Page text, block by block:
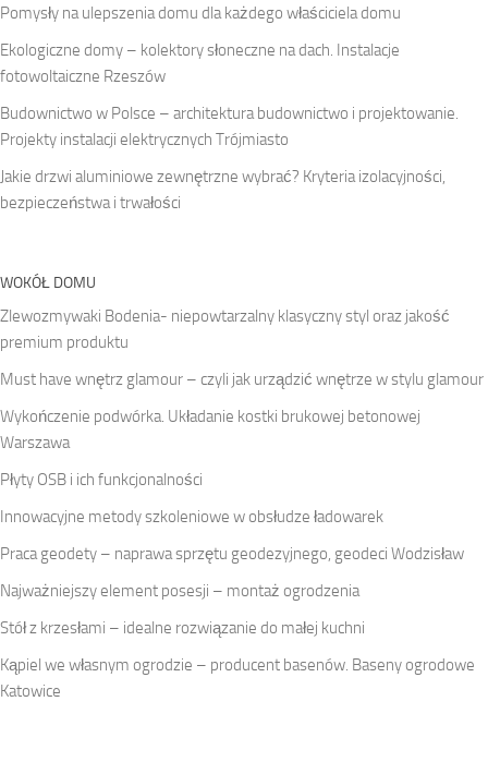
Pomysły na ulepszenia domu dla każdego właściciela domu
Ekologiczne domy – kolektory słoneczne na dach. Instalacje
fotowoltaiczne Rzeszów
Budownictwo w Polsce – architektura budownictwo i projektowanie.
Projekty instalacji elektrycznych Trójmiasto
Jakie drzwi aluminiowe zewnętrzne wybrać? Kryteria izolacyjności,
bezpieczeństwa i trwałości
WOKÓŁ DOMU
Zlewozmywaki Bodenia- niepowtarzalny klasyczny styl oraz jakość
premium produktu
Must have wnętrz glamour – czyli jak urządzić wnętrze w stylu glamour
Wykończenie podwórka. Układanie kostki brukowej betonowej
Warszawa
Płyty OSB i ich funkcjonalności
Innowacyjne metody szkoleniowe w obsłudze ładowarek
Praca geodety – naprawa sprzętu geodezyjnego, geodeci Wodzisław
Najważniejszy element posesji – montaż ogrodzenia
Stół z krzesłami – idealne rozwiązanie do małej kuchni
Kąpiel we własnym ogrodzie – producent basenów. Baseny ogrodowe
Katowice